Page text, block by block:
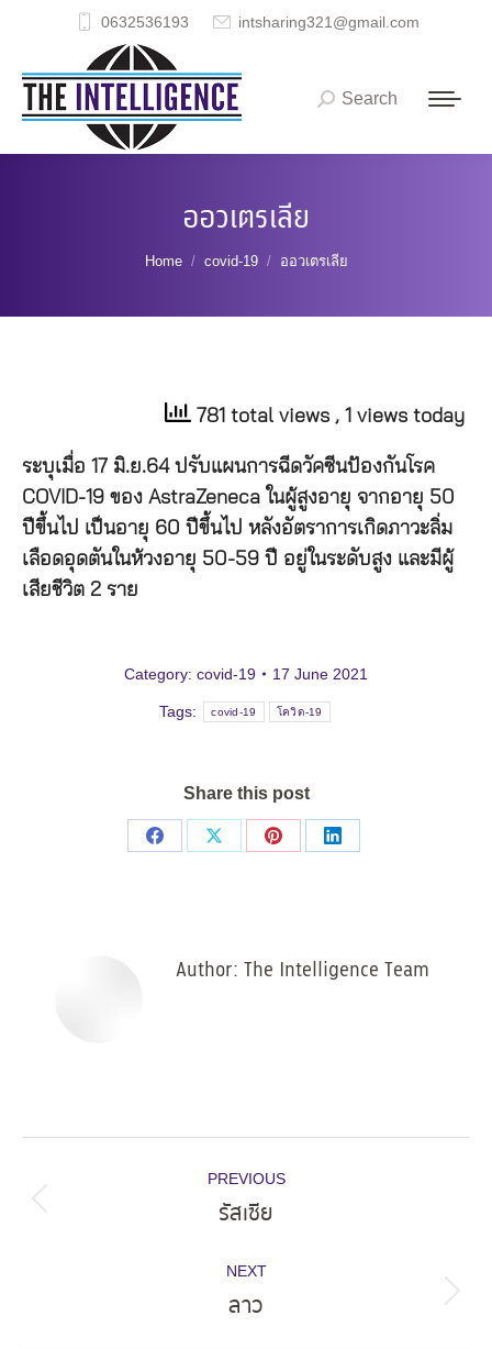
0632536193 intsharing321@gmail.com
Search:
Search
ออวเตรเลีย
You are here:
Home covid-19 ออวเตรเลีย
781 total views , 1 views today
ระบุเมื่อ 17 มิ.ย.64 ปรับแผนการฉีดวัคซีนป้องกันโรค
COVID-19 ของ AstraZeneca ในผู้สูงอายุ จากอายุ 50
ปีขึ้นไป เป็นอายุ 60 ปีขึ้นไป หลังอัตราการเกิดภาวะลิ่ม
เลือดอุดตันในห้วงอายุ 50-59 ปี อยู่ในระดับสูง และมีผู้
เสียชีวิต 2 ราย
Category: covid-19 17 June 2021
Tags: covid-19 โควิด-19
Share this post
Share
Share
Share
Share
Author: The Intelligence Team
navigation
PREVIOUS
Previous
รัสเซีย
NEXT
Next
ลาว